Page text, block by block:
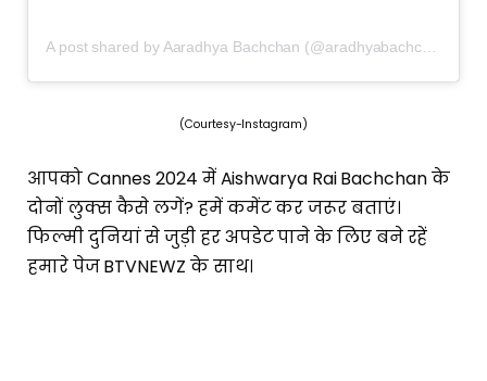
(Courtesy-Instagram)
आपको Cannes 2024 में Aishwarya Rai Bachchan के
दोनों लुक्स कैसे लगें? हमें कमेंट कर जरूर बताएं।
फिल्मी दुनियां से जुड़ी हर अपडेट पाने के लिए बने रहें
हमारे पेज BTVNEWZ के साथ।